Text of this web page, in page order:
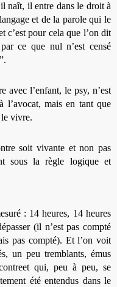
naît, il entre dans le droit à
et de la parole qui le
c’est pour cela que l’on dit
ce que nul n’est censé
avec l’enfant, le psy, n’est
l’avocat, mais en tant que
le vivre.
soit vivante et non pas
sous la règle logique et
: 14 heures, 14 heures
(il n’est pas compté
pas compté). Et l’on voit
un peu tremblants, émus
et qui, peu à peu, se
été entendus dans le